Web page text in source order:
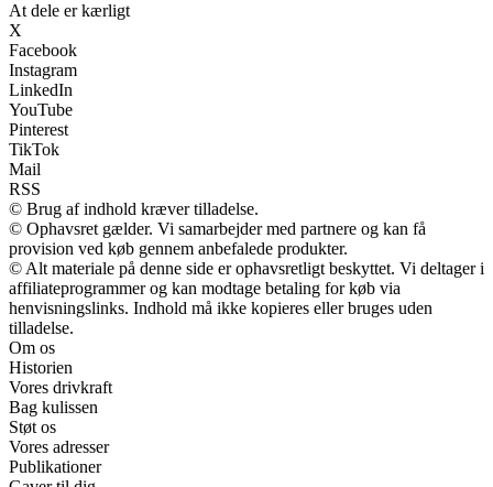
At dele er kærligt
X
Facebook
Instagram
LinkedIn
YouTube
Pinterest
TikTok
Mail
RSS
© Brug af indhold kræver tilladelse.
© Ophavsret gælder. Vi samarbejder med partnere og kan få
provision ved køb gennem anbefalede produkter.
© Alt materiale på denne side er ophavsretligt beskyttet. Vi deltager i
affiliateprogrammer og kan modtage betaling for køb via
henvisningslinks. Indhold må ikke kopieres eller bruges uden
tilladelse.
Om os
Historien
Vores drivkraft
Bag kulissen
Støt os
Vores adresser
Publikationer